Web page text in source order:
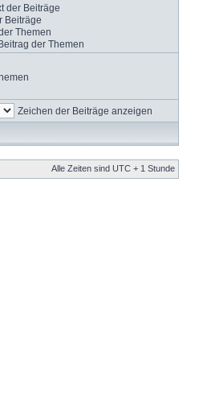
der Beiträge
Beiträge
Themen
der Themen
Zeichen der Beiträge anzeigen
Alle Zeiten sind UTC + 1 Stunde